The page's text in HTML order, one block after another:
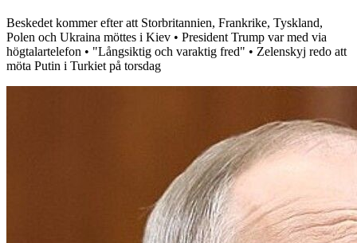
Beskedet kommer efter att Storbritannien, Frankrike, Tyskland,
Polen och Ukraina möttes i Kiev • President Trump var med via
högtalartelefon • "Långsiktig och varaktig fred" • Zelenskyj redo att
möta Putin i Turkiet på torsdag